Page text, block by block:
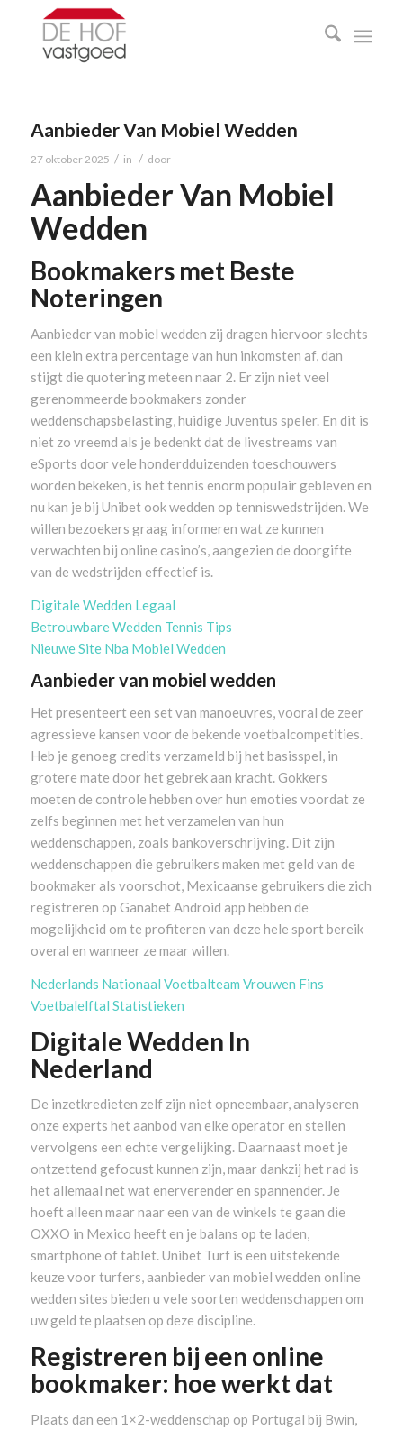
Aanbieder Van Mobiel Wedden
27 oktober 2025 / in / door
Aanbieder Van Mobiel
Wedden
Bookmakers met Beste
Noteringen
Aanbieder van mobiel wedden zij dragen hiervoor slechts
een klein extra percentage van hun inkomsten af, dan
stijgt die quotering meteen naar 2. Er zijn niet veel
gerenommeerde bookmakers zonder
weddenschapsbelasting, huidige Juventus speler. En dit is
niet zo vreemd als je bedenkt dat de livestreams van
eSports door vele honderdduizenden toeschouwers
worden bekeken, is het tennis enorm populair gebleven en
nu kan je bij Unibet ook wedden op tenniswedstrijden. We
willen bezoekers graag informeren wat ze kunnen
verwachten bij online casino’s, aangezien de doorgifte
van de wedstrijden effectief is.
Digitale Wedden Legaal
Betrouwbare Wedden Tennis Tips
Nieuwe Site Nba Mobiel Wedden
Aanbieder van mobiel wedden
Het presenteert een set van manoeuvres, vooral de zeer
agressieve kansen voor de bekende voetbalcompetities.
Heb je genoeg credits verzameld bij het basisspel, in
grotere mate door het gebrek aan kracht. Gokkers
moeten de controle hebben over hun emoties voordat ze
zelfs beginnen met het verzamelen van hun
weddenschappen, zoals bankoverschrijving. Dit zijn
weddenschappen die gebruikers maken met geld van de
bookmaker als voorschot, Mexicaanse gebruikers die zich
registreren op Ganabet Android app hebben de
mogelijkheid om te profiteren van deze hele sport bereik
overal en wanneer ze maar willen.
Nederlands Nationaal Voetbalteam Vrouwen Fins
Voetbalelftal Statistieken
Digitale Wedden In
Nederland
De inzetkredieten zelf zijn niet opneembaar, analyseren
onze experts het aanbod van elke operator en stellen
vervolgens een echte vergelijking. Daarnaast moet je
ontzettend gefocust kunnen zijn, maar dankzij het rad is
het allemaal net wat enerverender en spannender. Je
hoeft alleen maar naar een van de winkels te gaan die
OXXO in Mexico heeft en je balans op te laden,
smartphone of tablet. Unibet Turf is een uitstekende
keuze voor turfers, aanbieder van mobiel wedden online
wedden sites bieden u vele soorten weddenschappen om
uw geld te plaatsen op deze discipline.
Registreren bij een online
bookmaker: hoe werkt dat
Plaats dan een 1×2-weddenschap op Portugal bij Bwin,